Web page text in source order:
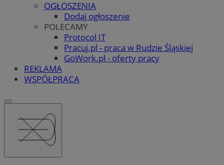
OGŁOSZENIA
Dodaj ogłoszenie
POLECAMY
Protocol IT
Pracuj.pl - praca w Rudzie Śląskiej
GoWork.pl - oferty pracy
REKLAMA
WSPÓŁPRACA